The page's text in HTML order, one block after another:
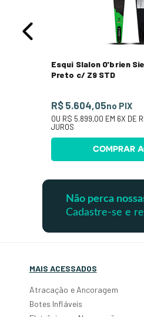
Esqui Slalon O'brien
Preto c/ Z9 STD
R$ 5.604,05no PIX
OU R$ 5.899,00 EM 6X DE
JUROS
COMPRAR
Não perca
Cadastre-se e
MAIS ACESSADOS
Atracação e Ancoragem
Botes Infláveis